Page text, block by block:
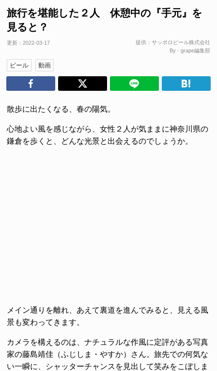
旅行を堪能した２人 休憩中の『手元』を
見ると？
更新： 2022-03-17 提供： サッポロビール株式会社
By - grape編集部
ビール 動画
散歩に出たくなる、春の陽気。
心地よい風を感じながら、女性２人が気ままに神奈川県の
鎌倉を歩くと、どんな光景と出会えるのでしょうか。
メイン通りを離れ、あえて裏道を進んでみると、見える風
景も変わってきます。
カメラを構えるのは、ナチュラルな作風に定評がある写真
家の藤島靖佳（ふじしま・やすか）さん。旅先での何気な
い一瞬に、シャッターチャンスを見出して笑みをこぼしま